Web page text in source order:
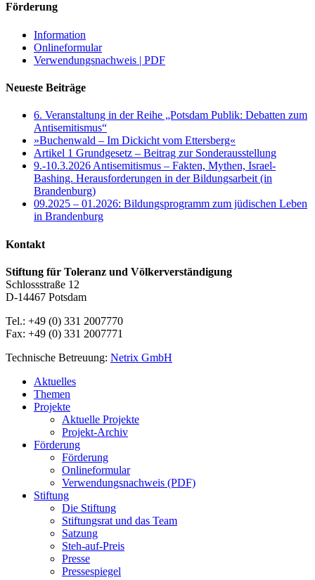
Förderung
Information
Onlineformular
Verwendungsnachweis | PDF
Neueste Beiträge
6. Veranstaltung in der Reihe „Potsdam Publik: Debatten zum
Antisemitismus“
»Buchenwald – Im Dickicht vom Ettersberg«
Artikel 1 Grundgesetz – Beitrag zur Sonderausstellung
9.-10.3.2026 Antisemitismus – Fakten, Mythen, Israel-
Bashing. Herausforderungen in der Bildungsarbeit (in
Brandenburg)
09.2025 – 01.2026: Bildungsprogramm zum jüdischen Leben
in Brandenburg
Kontakt
Stiftung für Toleranz und Völkerverständigung
Schlossstraße 12
D-14467 Potsdam
Tel.: +49 (0) 331 2007770
Fax: +49 (0) 331 2007771
Technische Betreuung: Netrix GmbH
Close
Menu
Aktuelles
Themen
Projekte
Aktuelle Projekte
Projekt-Archiv
Förderung
Förderung
Onlineformular
Verwendungsnachweis (PDF)
Stiftung
Die Stiftung
Stiftungsrat und das Team
Satzung
Steh-auf-Preis
Presse
Pressespiegel